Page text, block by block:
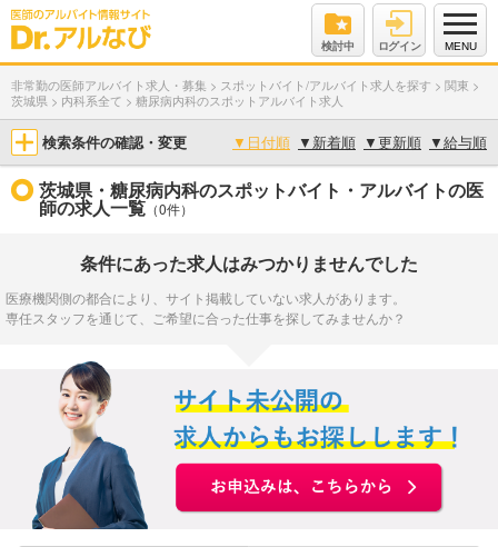
検討中 ログイン MENU
非常勤の医師アルバイト求人・募集 > スポットバイト/アルバイト求人を探す > 関東 >
茨城県 > 内科系全て > 糖尿病内科のスポットアルバイト求人
検索条件の確認・変更 ▼ 日付順 ▼ 新着順 ▼更新順 ▼給与順
茨城県・糖尿病内科のスポットバイト・アルバイトの医
師の求人一覧 （0件）
条件にあった求人はみつかりませんでした
医療機関側の都合により、サイト掲載していない求人があります。
専任スタッフを通じて、ご希望に合った仕事を探してみませんか？